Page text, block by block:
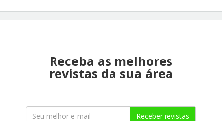
Receba as melhores
revistas da sua área
Receber revistas